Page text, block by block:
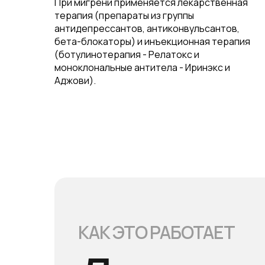
терапия (препараты из группы
антидепрессантов, антиконвульсантов,
бета-блокаторы) и инъекционная терапия
(ботулинотерапия - Релатокс и
моноклональные антитела - Иринэкс и
Аджови).
КАК ЭТО РАБОТАЕТ